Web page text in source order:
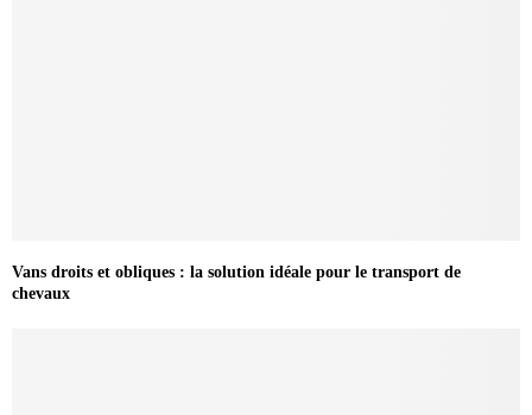
Vans droits et obliques : la solution idéale pour le transport de
chevaux